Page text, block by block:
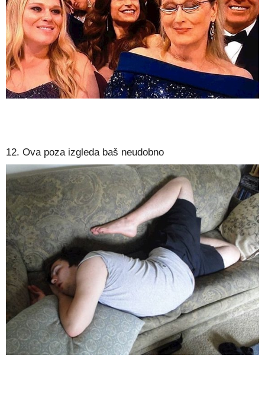
12. Ova poza izgleda baš neudobno